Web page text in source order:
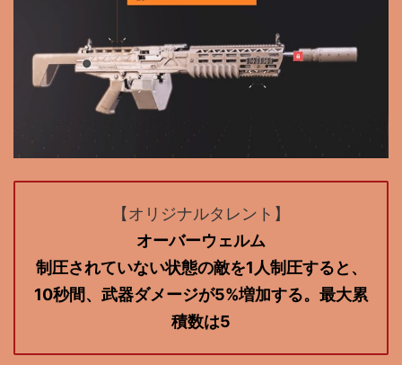
【オリジナルタレント】
オーバーウェルム
制圧されていない状態の敵を1人制圧すると、
10秒間、武器ダメージが5%増加する。最大累
積数は5